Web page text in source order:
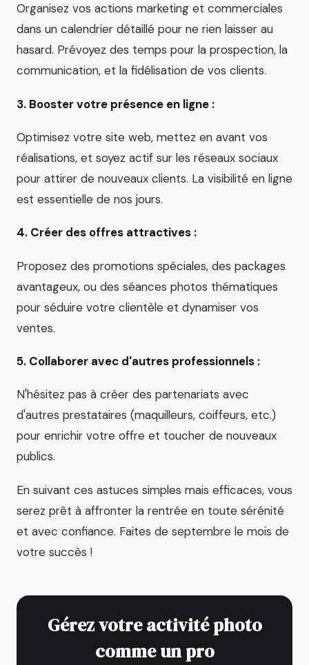
Organisez vos actions marketing et commerciales
dans un calendrier détaillé pour ne rien laisser au
hasard. Prévoyez des temps pour la prospection, la
communication, et la fidélisation de vos clients.
3. Booster votre présence en ligne :
Optimisez votre site web, mettez en avant vos
réalisations, et soyez actif sur les réseaux sociaux
pour attirer de nouveaux clients. La visibilité en ligne
est essentielle de nos jours.
4. Créer des offres attractives :
Proposez des promotions spéciales, des packages
avantageux, ou des séances photos thématiques
pour séduire votre clientèle et dynamiser vos
ventes.
5. Collaborer avec d'autres professionnels :
N'hésitez pas à créer des partenariats avec
d'autres prestataires (maquilleurs, coiffeurs, etc.)
pour enrichir votre offre et toucher de nouveaux
publics.
En suivant ces astuces simples mais efficaces, vous
serez prêt à affronter la rentrée en toute sérénité
et avec confiance. Faites de septembre le mois de
votre succès !
Gérez votre activité photo
comme un pro